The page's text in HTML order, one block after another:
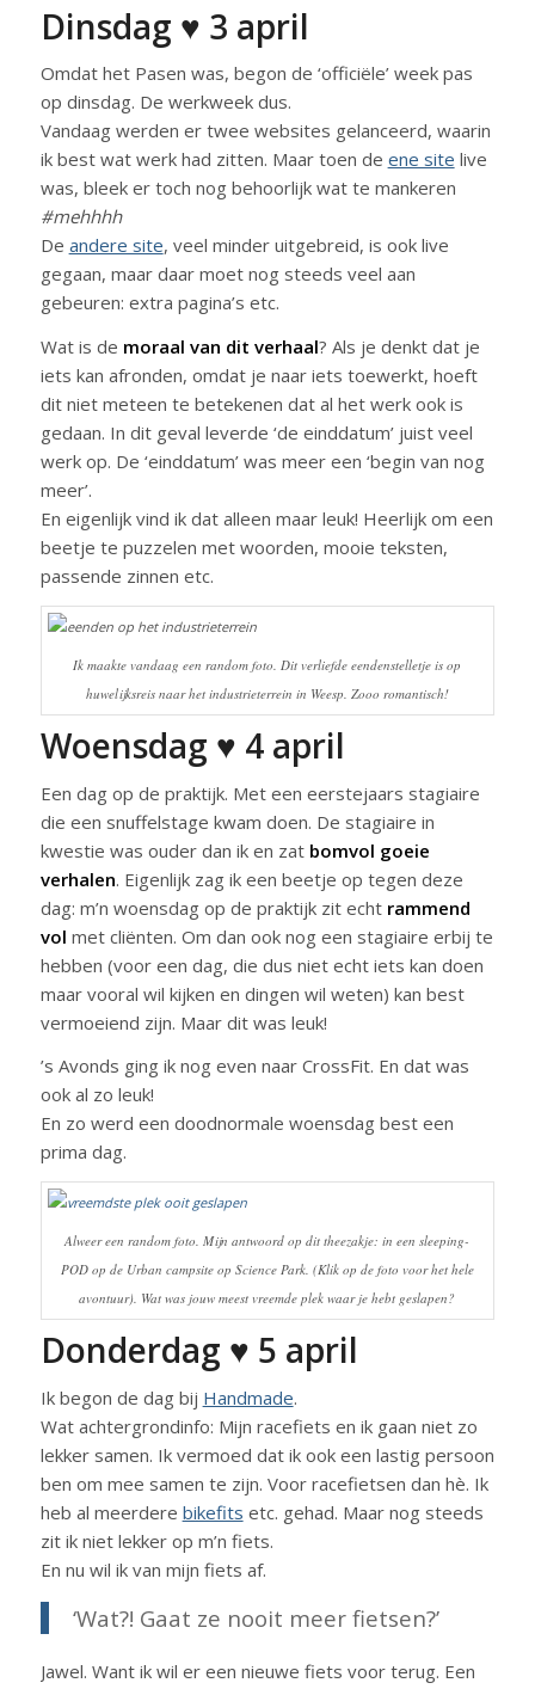
Dinsdag ♥ 3 april
Omdat het Pasen was, begon de ‘officiële’ week pas
op dinsdag. De werkweek dus.
Vandaag werden er twee websites gelanceerd, waarin
ik best wat werk had zitten. Maar toen de ene site live
was, bleek er toch nog behoorlijk wat te mankeren
#mehhhh
De andere site, veel minder uitgebreid, is ook live
gegaan, maar daar moet nog steeds veel aan
gebeuren: extra pagina’s etc.
Wat is de moraal van dit verhaal? Als je denkt dat je
iets kan afronden, omdat je naar iets toewerkt, hoeft
dit niet meteen te betekenen dat al het werk ook is
gedaan. In dit geval leverde ‘de einddatum’ juist veel
werk op. De ‘einddatum’ was meer een ‘begin van nog
meer’.
En eigenlijk vind ik dat alleen maar leuk! Heerlijk om een
beetje te puzzelen met woorden, mooie teksten,
passende zinnen etc.
Ik maakte vandaag een random foto. Dit verliefde eendenstelletje is op
huwelijksreis naar het industrieterrein in Weesp. Zooo romantisch!
Woensdag ♥ 4 april
Een dag op de praktijk. Met een eerstejaars stagiaire
die een snuffelstage kwam doen. De stagiaire in
kwestie was ouder dan ik en zat bomvol goeie
verhalen. Eigenlijk zag ik een beetje op tegen deze
dag: m’n woensdag op de praktijk zit echt rammend
vol met cliënten. Om dan ook nog een stagiaire erbij te
hebben (voor een dag, die dus niet echt iets kan doen
maar vooral wil kijken en dingen wil weten) kan best
vermoeiend zijn. Maar dit was leuk!
’s Avonds ging ik nog even naar CrossFit. En dat was
ook al zo leuk!
En zo werd een doodnormale woensdag best een
prima dag.
Alweer een random foto. Mijn antwoord op dit theezakje: in een sleeping-
POD op de Urban campsite op Science Park. (Klik op de foto voor het hele
avontuur). Wat was jouw meest vreemde plek waar je hebt geslapen?
Donderdag ♥ 5 april
Ik begon de dag bij Handmade.
Wat achtergrondinfo: Mijn racefiets en ik gaan niet zo
lekker samen. Ik vermoed dat ik ook een lastig persoon
ben om mee samen te zijn. Voor racefietsen dan hè. Ik
heb al meerdere bikefits etc. gehad. Maar nog steeds
zit ik niet lekker op m’n fiets.
En nu wil ik van mijn fiets af.
‘Wat?! Gaat ze nooit meer fietsen?’
Jawel. Want ik wil er een nieuwe fiets voor terug. Een